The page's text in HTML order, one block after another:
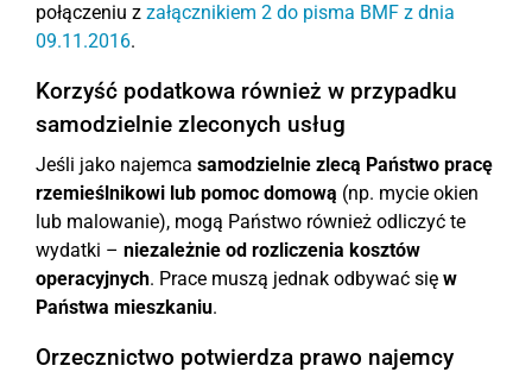
połączeniu z załącznikiem 2 do pisma BMF z dnia
09.11.2016.
Korzyść podatkowa również w przypadku
samodzielnie zleconych usług
Jeśli jako najemca samodzielnie zlecą Państwo pracę
rzemieślnikowi lub pomoc domową (np. mycie okien
lub malowanie), mogą Państwo również odliczyć te
wydatki – niezależnie od rozliczenia kosztów
operacyjnych. Prace muszą jednak odbywać się w
Państwa mieszkaniu.
Orzecznictwo potwierdza prawo najemcy